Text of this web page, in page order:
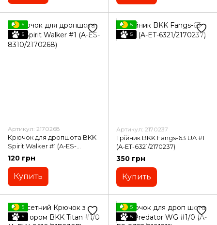
5
5
Артикул: 2170268
Крючок для дропшота BKK
Spirit Walker #1 (A-ES-
8310/2170268)
120 грн
Купить
5
5
Артикул: 2170237
Трійник BKK Fangs-63 UA #1
(A-ET-6321/2170237)
350 грн
Купить
5
5
5
5